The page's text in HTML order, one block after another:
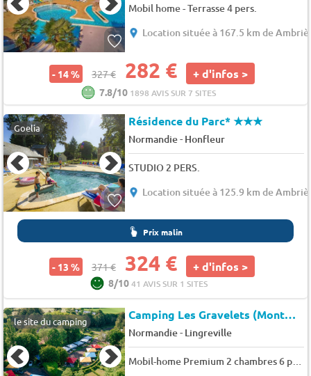
Mobil home - Terrasse 4 pers.
Location située à 167.5 km de
- 14 % 327 € 282 € + d'infos >
7.8/10 1898 AVIS SUR 7 SITES
Goelia Résidence du Parc*★★★
Normandie- Honfleur
STUDIO 2 PERS.
Location située à 125.9 km de
Prix malin
- 13 % 371 € 324 € + d'infos >
8/1041 AVIS SUR 1 SITES
le site du camping Camping Les Gravelets (Montmartin-sur-Mer à 4 km)
Normandie- Lingreville
Mobil-home Premium 2 chambres 6 pers.